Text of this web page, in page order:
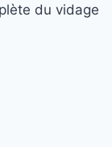
du vidage